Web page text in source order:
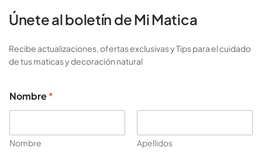
Únete al boletín de Mi Matica
Recibe actualizaciones, ofertas exclusivas y Tips para el cuidado
de tus maticas y decoración natural
o
m
r
e
Nombre*
Nombre Apellidos